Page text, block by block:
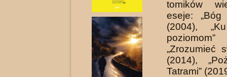
tomików
eseje:
(2004),
„Zrozumieć
(2014),
Tatrami”